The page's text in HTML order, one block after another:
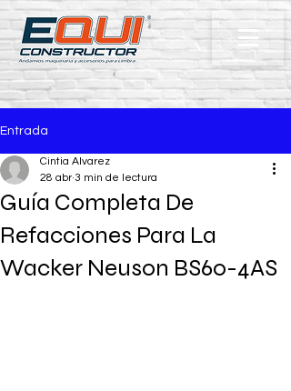
Entrada
Guía Completa De
Refacciones Para La
Wacker Neuson BS60-4AS
Cintia Alvarez
28 abr 3 min de lectura